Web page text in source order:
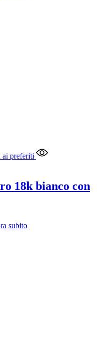
preferiti
18k bianco con
subito